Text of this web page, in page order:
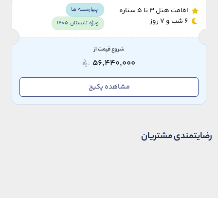
اقامت هتل 3 تا 5 ستاره
6 شب و 7 روز
چهارشنبه ها
ویژه تابستان 1405
شروع قیمت از
56,440,000
مشاهده پکیج
رضایتمندی مشتریان